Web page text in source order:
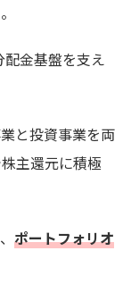
金基盤を支え
と投資事業を両
主還元に積極
ポートフォリオ